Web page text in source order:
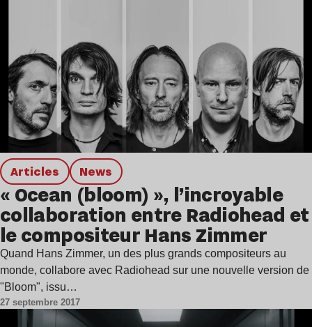
Articles news
« Ocean (bloom) », l’incroyable
collaboration entre Radiohead et
le compositeur Hans Zimmer
Quand Hans Zimmer, un des plus grands compositeurs au
monde, collabore avec Radiohead sur une nouvelle version de
"Bloom", issu…
27 septembre 2017